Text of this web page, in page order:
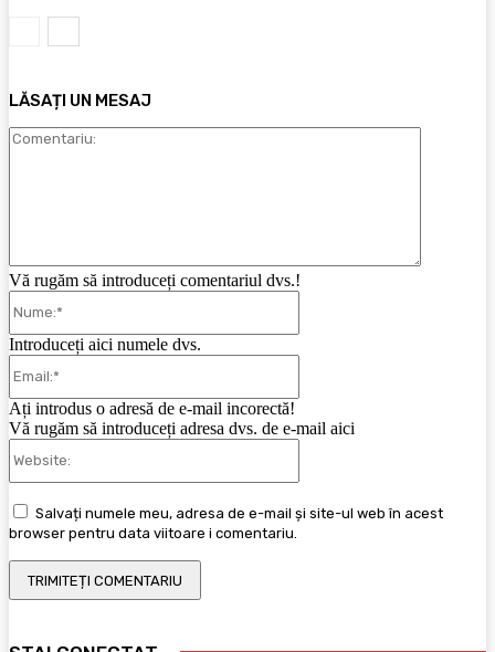
LĂSAȚI UN MESAJ
Vă rugăm să introduceți comentariul dvs.!
Introduceți aici numele dvs.
Ați introdus o adresă de e-mail incorectă!
Vă rugăm să introduceți adresa dvs. de e-mail aici
Salvați numele meu, adresa de e-mail și site-ul web în acest
browser pentru data viitoare i comentariu.